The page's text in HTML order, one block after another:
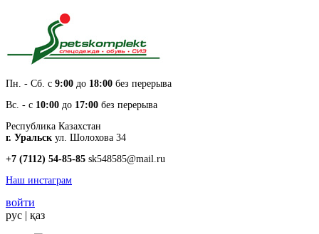
Пн. - Cб. с 9:00 до 18:00 без перерыва
Вс. - с 10:00 до 17:00 без перерыва
Республика Казахстан
г. Уральск ул. Шолохова 34
+7 (7112) 54-85-85 sk548585@mail.ru
Наш инстаграм
войти
рус | қаз